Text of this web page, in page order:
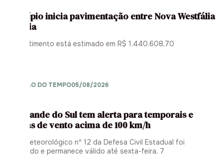
Município inicia pavimentação entre Nova Westfália
e Glória
O investimento está estimado em R$ 1.440.608,70
PREVISÃO DO TEMPO05/08/2026
Rio Grande do Sul tem alerta para temporais e
rajadas de vento acima de 100 km/h
Aviso Meteorológico nº 12 da Defesa Civil Estadual foi
atualizado e permanece válido até sexta-feira, 7